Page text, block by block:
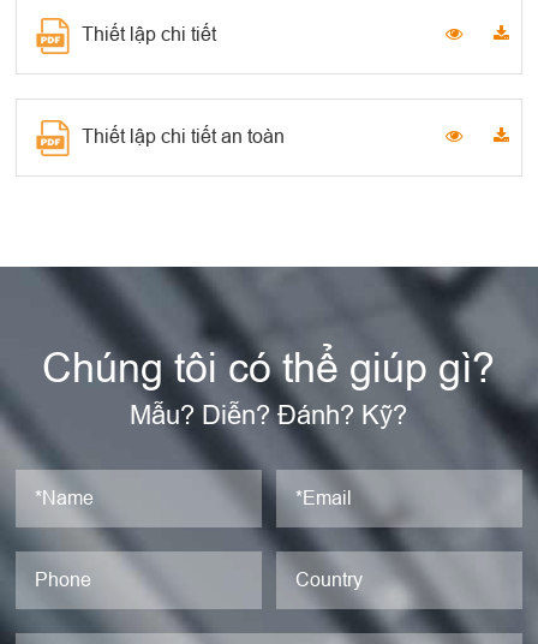
Thiết lập chi tiết
Thiết lập chi tiết an toàn
Chúng tôi có thể giúp gì?
Mẫu? Diễn? Đánh? Kỹ?